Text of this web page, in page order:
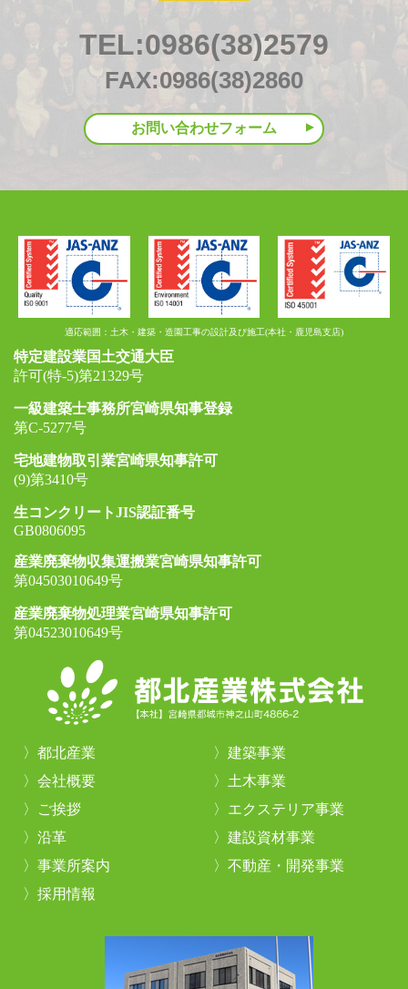
TEL:0986(38)2579
FAX:0986(38)2860
お問い合わせフォーム
適応範囲：土木・建築・造園工事の設計及び施工(本社・鹿児島支店)
特定建設業国土交通大臣
許可(特-5)第21329号
一級建築士事務所宮崎県知事登録
第C-5277号
宅地建物取引業宮崎県知事許可
(9)第3410号
生コンクリートJIS認証番号
GB0806095
産業廃棄物収集運搬業宮崎県知事許可
第04503010649号
産業廃棄物処理業宮崎県知事許可
第04523010649号
都北産業
建築事業
会社概要
土木事業
ご挨拶
エクステリア事業
沿革
建設資材事業
事業所案内
不動産・開発事業
採用情報